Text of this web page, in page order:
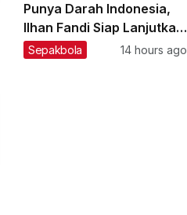
Punya Darah Indonesia,
Ilhan Fandi Siap Lanjutkan
Warisan Ayah di Piala AFF
Sepakbola 14 hours ago